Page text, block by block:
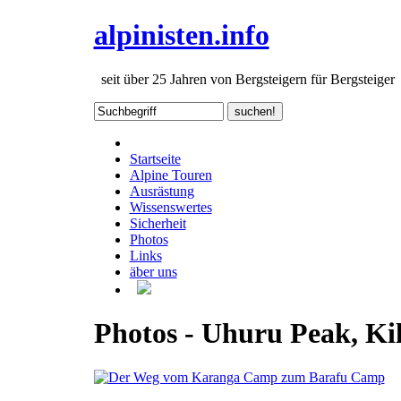
alpinisten.info
seit über 25 Jahren von Bergsteigern für Bergsteiger
Startseite
Alpine Touren
Ausrästung
Wissenswertes
Sicherheit
Photos
Links
äber uns
Photos - Uhuru Peak,